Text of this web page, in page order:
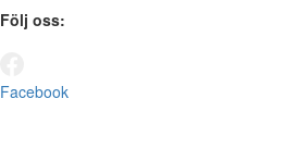
Följ oss:
Facebook